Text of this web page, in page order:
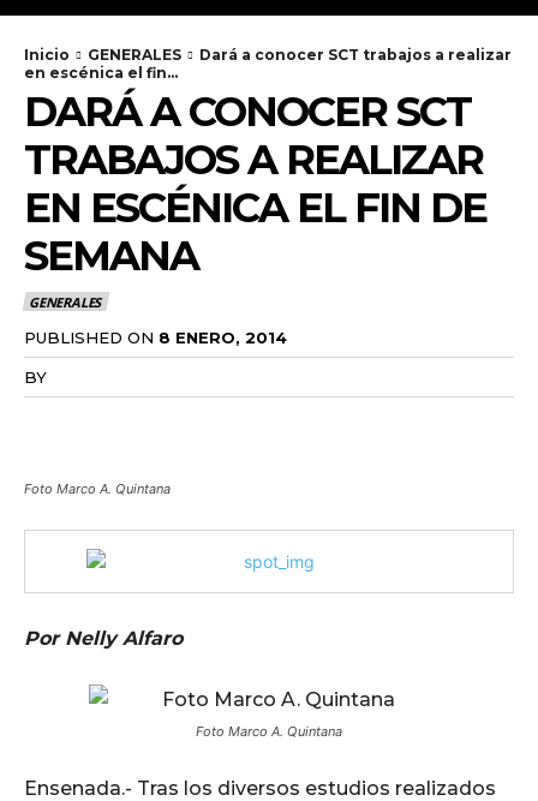
Inicio GENERALES
Dará a conocer SCT trabajos a realizar
en escénica el fin...
DARÁ A CONOCER SCT
TRABAJOS A REALIZAR
EN ESCÉNICA EL FIN DE
SEMANA
GENERALES
PUBLISHED ON 8 ENERO, 2014
BY
Foto Marco A. Quintana
Por Nelly Alfaro
Foto Marco A. Quintana
Ensenada.- Tras los diversos estudios realizados